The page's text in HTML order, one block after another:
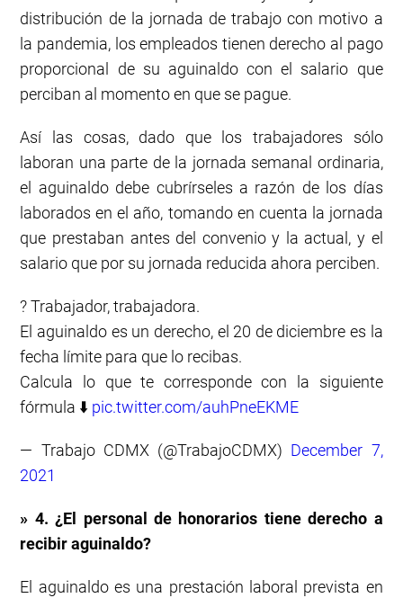
distribución de la jornada de trabajo con motivo a
la pandemia, los empleados tienen derecho al pago
proporcional de su aguinaldo con el salario que
perciban al momento en que se pague.
Así las cosas, dado que los trabajadores sólo
laboran una parte de la jornada semanal ordinaria,
el aguinaldo debe cubrírseles a razón de los días
laborados en el año, tomando en cuenta la jornada
que prestaban antes del convenio y la actual, y el
salario que por su jornada reducida ahora perciben.
? Trabajador, trabajadora.
El aguinaldo es un derecho, el 20 de diciembre es la
fecha límite para que lo recibas.
Calcula lo que te corresponde con la siguiente
fórmula ⬇️ pic.twitter.com/auhPneEKME
— Trabajo CDMX (@TrabajoCDMX) December 7,
2021
» 4. ¿El personal de honorarios tiene derecho a
recibir aguinaldo?
El aguinaldo es una prestación laboral prevista en